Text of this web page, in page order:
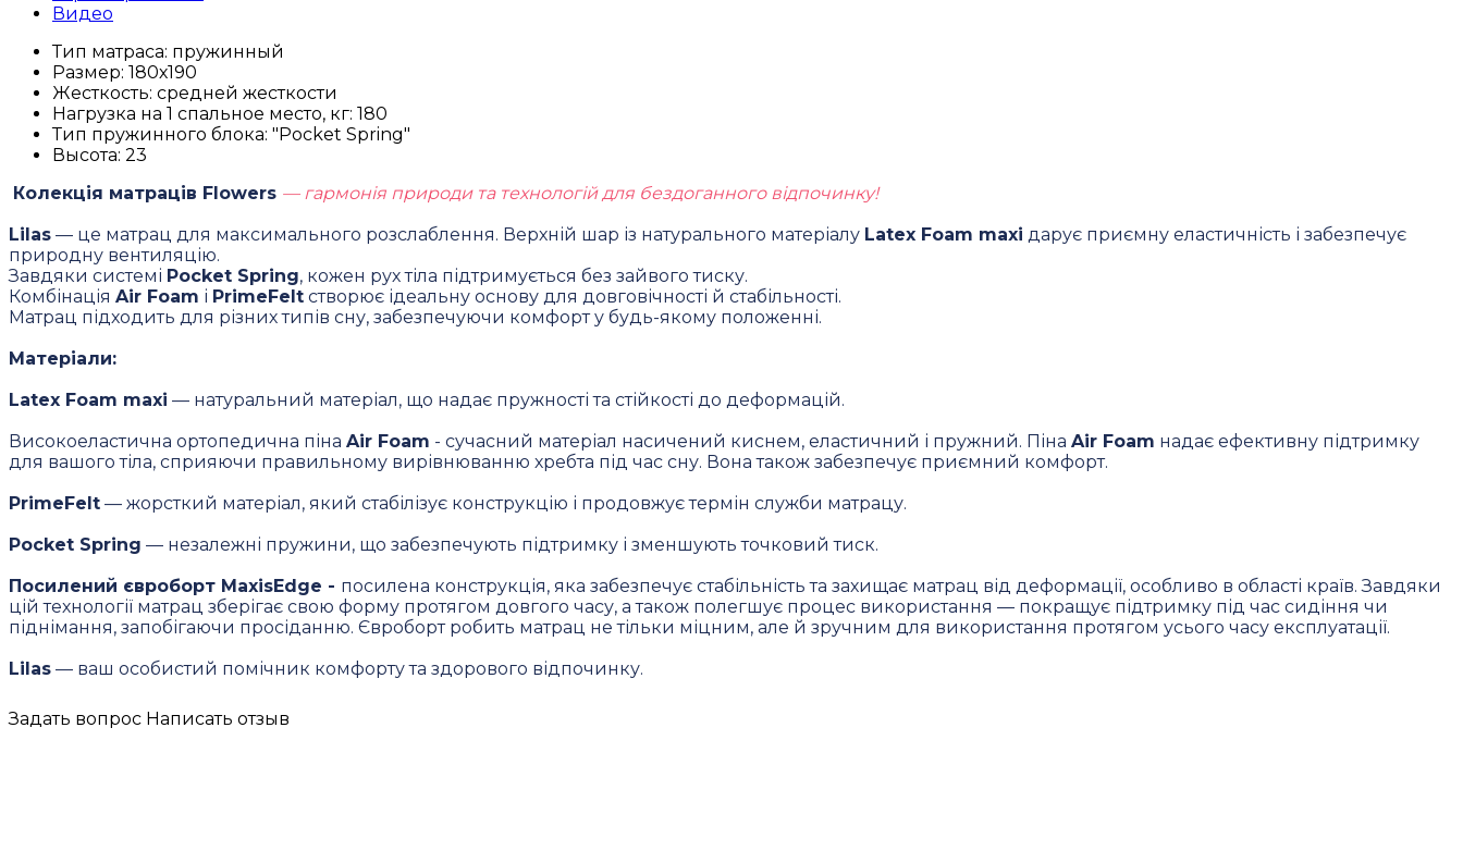
Видео
Тип матраса: пружинный
Размер: 180х190
Жесткость: средней жесткости
Нагрузка на 1 спальное место, кг: 180
Тип пружинного блока: "Pocket Spring"
Высота: 23
Колекція матраців Flowers — гармонія природи та технологій для бездоганного відпочинку!
Lilas — це матрац для максимального розслаблення. Верхній шар із натурального матеріалу Latex Foam maxi дарує приємну еластичність і забезпечує
природну вентиляцію.
Завдяки системі Pocket Spring, кожен рух тіла підтримується без зайвого тиску.
Комбінація Air Foam і PrimeFelt створює ідеальну основу для довговічності й стабільності.
Матрац підходить для різних типів сну, забезпечуючи комфорт у будь-якому положенні.
Матеріали:
Latex Foam maxi — натуральний матеріал, що надає пружності та стійкості до деформацій.
Високоеластична ортопедична піна Air Foam - сучасний матеріал насичений киснем, еластичний і пружний. Піна Air Foam надає ефективну підтримку
для вашого тіла, сприяючи правильному вирівнюванню хребта під час сну. Вона також забезпечує приємний комфорт.
PrimeFelt — жорсткий матеріал, який стабілізує конструкцію і продовжує термін служби матрацу.
Pocket Spring — незалежні пружини, що забезпечують підтримку і зменшують точковий тиск.
Посилений євроборт MaxisEdge - посилена конструкція, яка забезпечує стабільність та захищає матрац від деформації, особливо в області країв. Завдяки
цій технології матрац зберігає свою форму протягом довгого часу, а також полегшує процес використання — покращує підтримку під час сидіння чи
піднімання, запобігаючи просіданню. Євроборт робить матрац не тільки міцним, але й зручним для використання протягом усього часу експлуатації.
Lilas — ваш особистий помічник комфорту та здорового відпочинку.
Задать вопрос Написать отзыв